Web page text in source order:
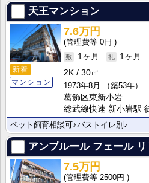
天王マンション
新着
マンション
7.6万円
0円
1ヶ月
1ヶ月
2K
30㎡
1973年8月
（築53年）
葛飾区東新小岩
総武線快速 新小岩駅
ペット飼育相談可♪バストイレ別♪
アンプルール フェール
7.5万円
2500円